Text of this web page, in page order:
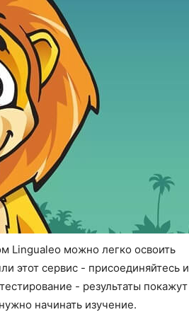
Lingualeo можно легко освоить
этот сервис - присоединяйтесь и
- результаты покажут
начинать изучение.